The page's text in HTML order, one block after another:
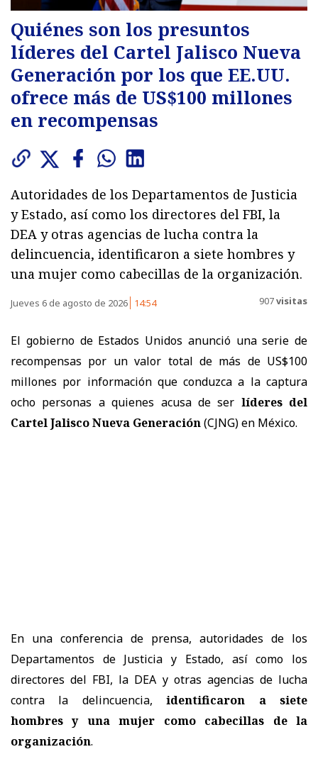
Quiénes son los presuntos
líderes del Cartel Jalisco Nueva
Generación por los que EE.UU.
ofrece más de US$100 millones
en recompensas
Autoridades de los Departamentos de Justicia
y Estado, así como los directores del FBI, la
DEA y otras agencias de lucha contra la
delincuencia, identificaron a siete hombres y
una mujer como cabecillas de la organización.
Jueves 6 de agosto de 2026 14:54 907visitas
El gobierno de Estados Unidos anunció una serie de
recompensas por un valor total de más de US$100
millones por información que conduzca a la captura
ocho personas a quienes acusa de ser líderes del
Cartel Jalisco Nueva Generación(CJNG) en México.
En una conferencia de prensa, autoridades de los
Departamentos de Justicia y Estado, así como los
directores del FBI, la DEA y otras agencias de lucha
contra la delincuencia,identificaron a siete
hombres y una mujer como cabecillas de la
organización.